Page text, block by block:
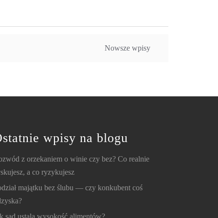
Nowsze wpisy
wpisy na blogu
z orzekaniem o winie czy bez? Co realnie
a co ryzykujesz
majątku bez ślubu — czy konkubent coś
sąd ustala wysokość alimentów?